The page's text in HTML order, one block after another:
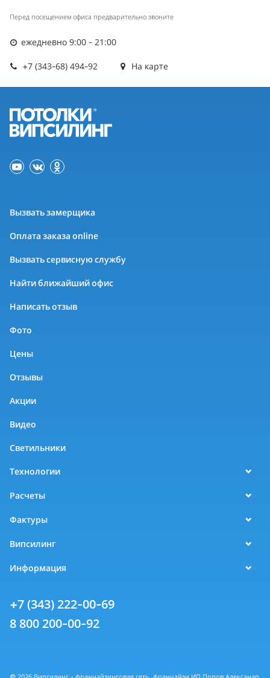
Перед посещением офиса предварительно звоните
ежедневно 9:00 - 21:00
+7 (343-68) 494-92 На карте
Вызвать замерщика
Оплата заказа online
Вызвать сервисную службу
Найти ближайший офис
Написать отзыв
Фото
Цены
Отзывы
Акции
Видео
Светильники
Технологии
Расчеты
Фактуры
Випсилинг
Информация
+7 (343) 222-00-69
8 800 200-00-92